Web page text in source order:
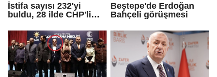
İstifa sayısı 232'yi
buldu, 28 ilde CHP'li
Beştepe'de Erdoğan
Bahçeli görüşmesi